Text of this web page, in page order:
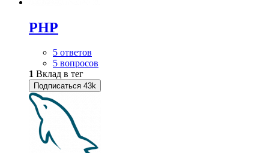
PHP
5 ответов
5 вопросов
1 Вклад в тег
Подписаться 43k